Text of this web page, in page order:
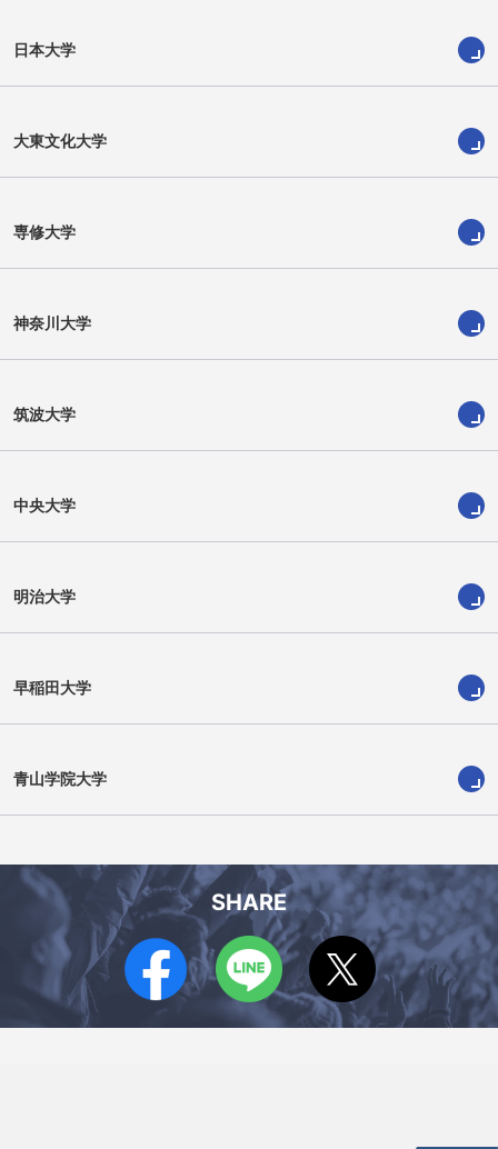
ジブリン ハッサン スレイマン 和田 拓磨
日本大学
大東文化大学
専修大学
神奈川大学
筑波大学
中央大学
明治大学
早稲田大学
青山学院大学
SHARE